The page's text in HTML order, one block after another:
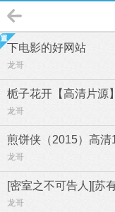
下电影的好网站
龙哥
栀子花开【高清片源】
龙哥
煎饼侠（2015）高清
龙哥
[密室之不可告人][苏
龙哥